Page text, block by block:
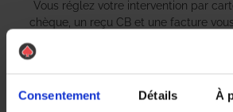
Consentement Détails À
Vous réglez votre intervention par
chèque, un reçu CB et une facture